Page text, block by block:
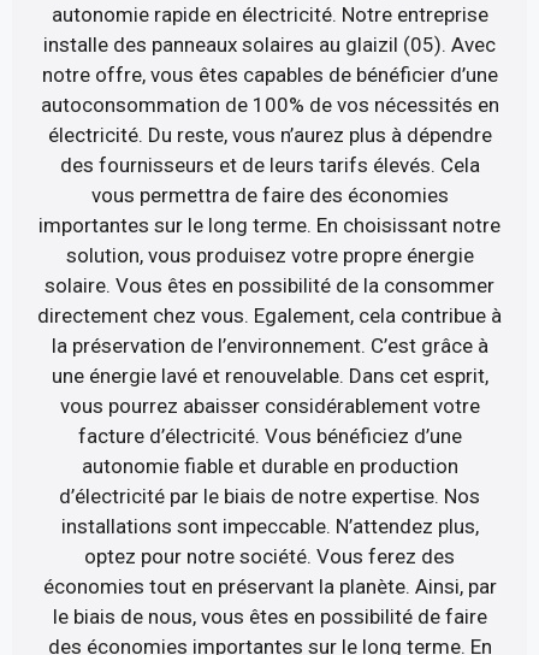
autonomie rapide en électricité. Notre entreprise
installe des panneaux solaires au glaizil (05). Avec
notre offre, vous êtes capables de bénéficier d’une
autoconsommation de 100% de vos nécessités en
électricité. Du reste, vous n’aurez plus à dépendre
des fournisseurs et de leurs tarifs élevés. Cela
vous permettra de faire des économies
importantes sur le long terme. En choisissant notre
solution, vous produisez votre propre énergie
solaire. Vous êtes en possibilité de la consommer
directement chez vous. Egalement, cela contribue à
la préservation de l’environnement. C’est grâce à
une énergie lavé et renouvelable. Dans cet esprit,
vous pourrez abaisser considérablement votre
facture d’électricité. Vous bénéficiez d’une
autonomie fiable et durable en production
d’électricité par le biais de notre expertise. Nos
installations sont impeccable. N’attendez plus,
optez pour notre société. Vous ferez des
économies tout en préservant la planète. Ainsi, par
le biais de nous, vous êtes en possibilité de faire
des économies importantes sur le long terme. En